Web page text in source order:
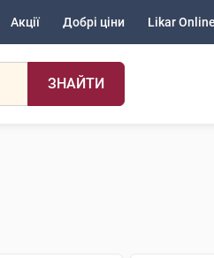
Акції Добрі ціни Likar Online
ЗНАЙТИ